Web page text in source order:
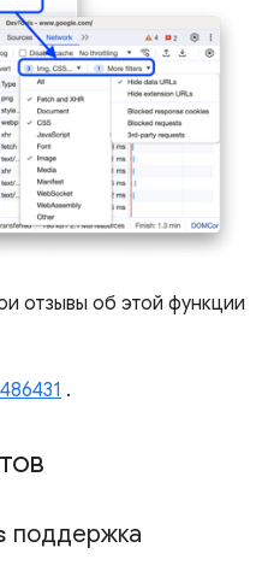
отзывы об этой функции
.
​​поддержка